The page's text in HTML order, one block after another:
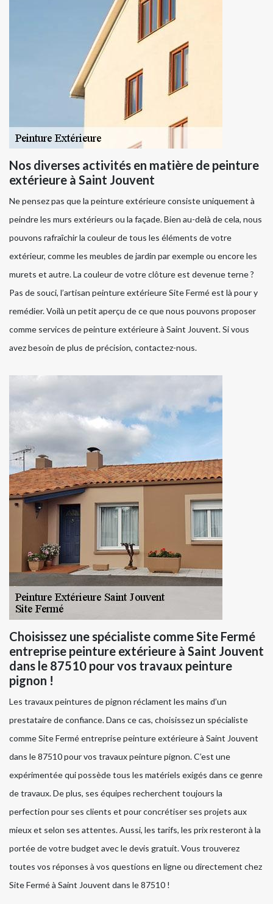
Nos diverses activités en matière de peinture
extérieure à Saint Jouvent
Ne pensez pas que la peinture extérieure consiste uniquement à
peindre les murs extérieurs ou la façade. Bien au-delà de cela, nous
pouvons rafraîchir la couleur de tous les éléments de votre
extérieur, comme les meubles de jardin par exemple ou encore les
murets et autre. La couleur de votre clôture est devenue terne ?
Pas de souci, l’artisan peinture extérieure Site Fermé est là pour y
remédier. Voilà un petit aperçu de ce que nous pouvons proposer
comme services de peinture extérieure à Saint Jouvent. Si vous
avez besoin de plus de précision, contactez-nous.
Choisissez une spécialiste comme Site Fermé
entreprise peinture extérieure à Saint Jouvent
dans le 87510 pour vos travaux peinture
pignon !
Les travaux peintures de pignon réclament les mains d’un
prestataire de confiance. Dans ce cas, choisissez un spécialiste
comme Site Fermé entreprise peinture extérieure à Saint Jouvent
dans le 87510 pour vos travaux peinture pignon. C’est une
expérimentée qui possède tous les matériels exigés dans ce genre
de travaux. De plus, ses équipes recherchent toujours la
perfection pour ses clients et pour concrétiser ses projets aux
mieux et selon ses attentes. Aussi, les tarifs, les prix resteront à la
portée de votre budget avec le devis gratuit. Vous trouverez
toutes vos réponses à vos questions en ligne ou directement chez
Site Fermé à Saint Jouvent dans le 87510 !